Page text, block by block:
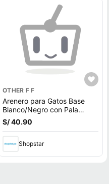
OTHER F F
Arenero para Gatos Base
Blanco/Negro con Pala
Open 50.5x34.5x18.6cm
S/ 40.90
Shopstar